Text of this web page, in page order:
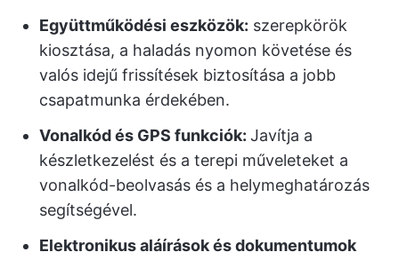
Együttműködési eszközök: szerepkörök
kiosztása, a haladás nyomon követése és
valós idejű frissítések biztosítása a jobb
csapatmunka érdekében.
Vonalkód és GPS funkciók: Javítja a
készletkezelést és a terepi műveleteket a
vonalkód-beolvasás és a helymeghatározás
segítségével.
Elektronikus aláírások és dokumentumok